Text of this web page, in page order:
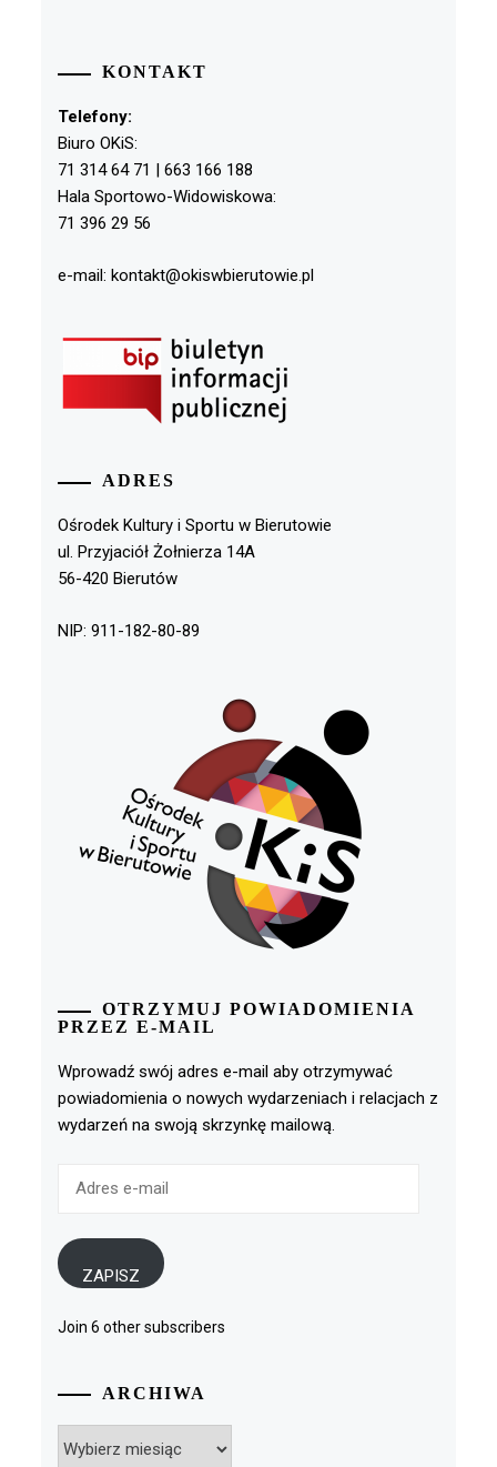
KONTAKT
Telefony:
Biuro OKiS:
71 314 64 71 | 663 166 188
Hala Sportowo-Widowiskowa:
71 396 29 56
e-mail: kontakt@okiswbierutowie.pl
ADRES
Ośrodek Kultury i Sportu w Bierutowie
ul. Przyjaciół Żołnierza 14A
56-420 Bierutów
NIP: 911-182-80-89
OTRZYMUJ POWIADOMIENIA
PRZEZ E-MAIL
Wprowadź swój adres e-mail aby otrzymywać
powiadomienia o nowych wydarzeniach i relacjach z
wydarzeń na swoją skrzynkę mailową.
ZAPISZ
Join 6 other subscribers
ARCHIWA